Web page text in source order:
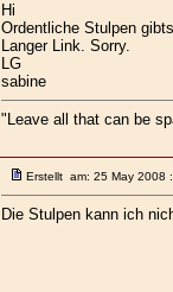
Hi
Ordentliche Stulpen
Langer Link. Sorry.
LG
sabine
"Leave all that can be
Erstellt am: 25 May 2008
Die Stulpen kann ich